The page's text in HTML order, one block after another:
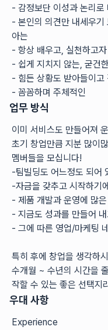
- 감정보단 이성과 논리로
- 본인의 의견만 내세우기
아는
- 항상 배우고, 실천하고
- 쉽게 지치지 않는, 굳건한
- 힘든 상황도 받아들이고
- 꼼꼼하며 주체적인
업무 방식
이미 서비스도 만들어져
초기 창업만큼 지분 많이
멤버들을 모십니다!
-팀빌딩도 어느정도 되어
-자금을 갖추고 시작하기
- 제품 개발과 운영에 많
- 지금도 성과를 만들어
- 그에 따른 영업/마케팅
특히 후에 창업을 생각하
수개월 ~ 수년의 시간을
작할 수 있는 좋은 선택지
우대 사항
Experience